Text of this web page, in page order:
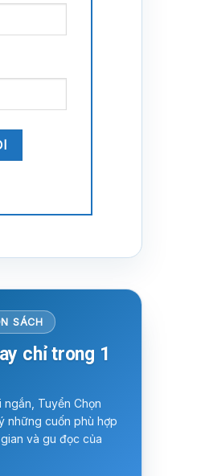
SÁCH
chỉ trong 1
ngắn, Tuyển Chọn
những cuốn phù hợp
và gu đọc của